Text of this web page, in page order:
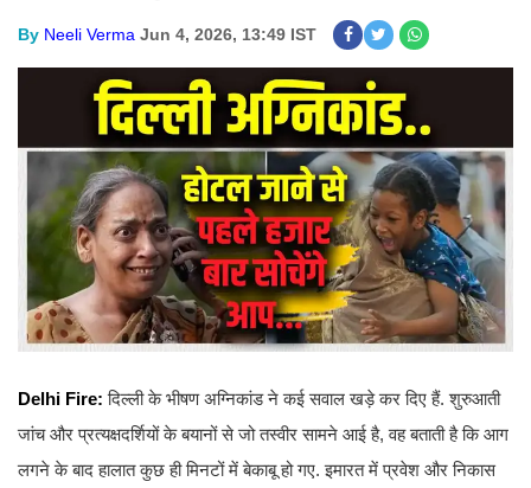
By Neeli Verma Jun 4, 2026, 13:49 IST
Delhi Fire: दिल्ली के भीषण अग्निकांड ने कई सवाल खड़े कर दिए हैं. शुरुआती
जांच और प्रत्यक्षदर्शियों के बयानों से जो तस्वीर सामने आई है, वह बताती है कि आग
लगने के बाद हालात कुछ ही मिनटों में बेकाबू हो गए. इमारत में प्रवेश और निकास